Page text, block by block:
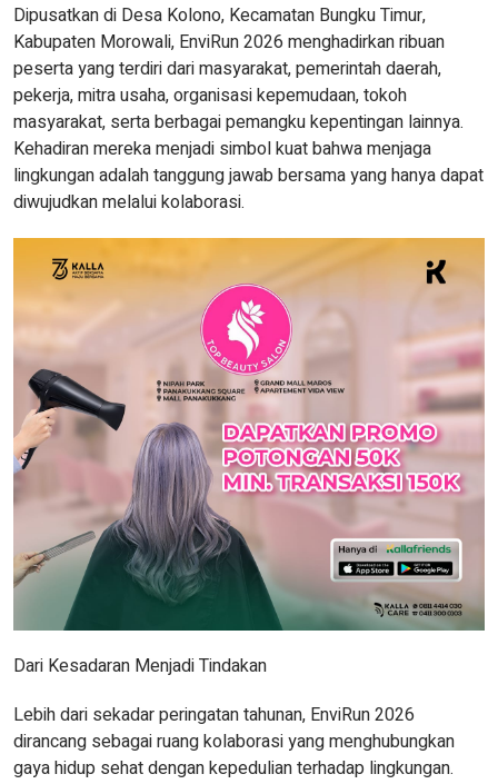
Dipusatkan di Desa Kolono, Kecamatan Bungku Timur,
Kabupaten Morowali, EnviRun 2026 menghadirkan ribuan
peserta yang terdiri dari masyarakat, pemerintah daerah,
pekerja, mitra usaha, organisasi kepemudaan, tokoh
masyarakat, serta berbagai pemangku kepentingan lainnya.
Kehadiran mereka menjadi simbol kuat bahwa menjaga
lingkungan adalah tanggung jawab bersama yang hanya dapat
diwujudkan melalui kolaborasi.
Dari Kesadaran Menjadi Tindakan
Lebih dari sekadar peringatan tahunan, EnviRun 2026
dirancang sebagai ruang kolaborasi yang menghubungkan
gaya hidup sehat dengan kepedulian terhadap lingkungan.